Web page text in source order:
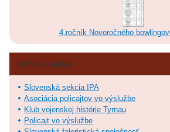
4.ročník Novoročného
Obľúbené odkazy
Slovenská sekcia IPA
Asociácia policajtov vo výslužbe
Klub vojenskej histórie Tyrnau
Policajt vo výslužbe